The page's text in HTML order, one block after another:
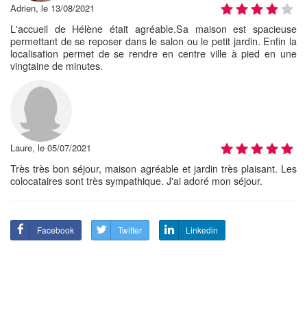
Adrien, le 13/08/2021
L'accueil de Hélène était agréable.Sa maison est spacieuse
permettant de se reposer dans le salon ou le petit jardin. Enfin la
localisation permet de se rendre en centre ville à pied en une
vingtaine de minutes.
Laure, le 05/07/2021
Très très bon séjour, maison agréable et jardin très plaisant. Les
colocataires sont très sympathique. J'ai adoré mon séjour.
Facebook Twitter Linkedin